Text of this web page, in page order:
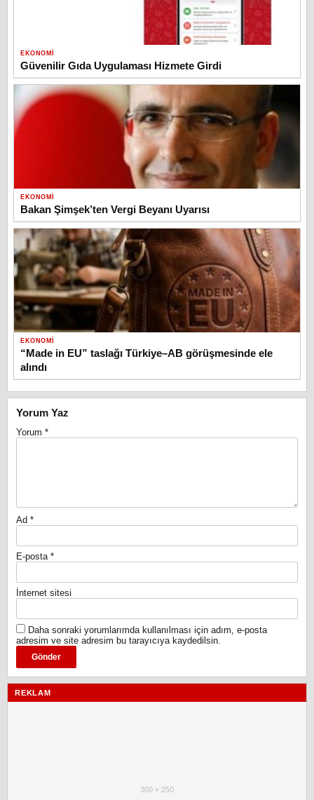
EKONOMI
Güvenilir Gıda Uygulaması Hizmete Girdi
EKONOMI
Bakan Şimşek’ten Vergi Beyanı Uyarısı
EKONOMI
“Made in EU” taslağı Türkiye–AB görüşmesinde ele
alındı
Yorum Yaz
Yorum *
Ad *
E-posta *
İnternet sitesi
Daha sonraki yorumlarımda kullanılması için adım, e-posta
adresim ve site adresim bu tarayıcıya kaydedilsin.
REKLAM
300 × 250